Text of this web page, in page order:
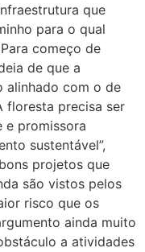
que
para o qual
começo de
de que a
alinhado com o de
floresta precisa ser
e promissora
sustentável”,
projetos que
são vistos pelos
risco que os
ainda muito
a atividades